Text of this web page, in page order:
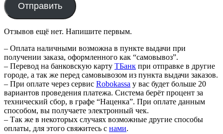
Отправить
Отзывов ещё нет. Напишите первым.
– Оплата наличными возможна в пункте выдачи при
получении заказа, оформленного как “самовывоз”.
– Перевод на банковскую карту TБанк при отправке в другие
городе, а так же перед самовывозом из пункта выдачи заказов.
– При оплате через сервис Robokassa у вас будет больше 20
вариантов проведения платежа. Система берёт процент за
технический сбор, в графе “Наценка”. При оплате данным
способом, вы получаете электронный чек.
– Так же в некоторых случаях возможные другие способы
оплаты, для этого свяжитесь с нами.